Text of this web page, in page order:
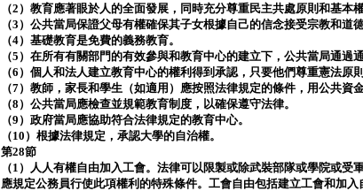
（2）教育應著眼於人的全面發展，同時充分尊重民主共處原則和基本
（3）公共當局保證父母有權確保其子女根據自己的信念接受宗教和道德
（4）基礎教育是免費的義務教育。
（5）在所有有關部門的有效參與和教育中心的建立下，公共當局通過
（6）個人和法人建立教育中心的權利得到承認，只要他們尊重憲法原則
（7）教師，家長和學生（如適用）應按照法律規定的條件，用公共資
（8）公共當局應檢查並規範教育制度，以確保遵守法律。
（9）政府當局應協助符合法律規定的教育中心。
（10）根據法律規定，承認大學的自治權。
第28節
（1）人人有權自由加入工會。法律可以限製或除武裝部隊或學院或
應規定公務員行使此項權利的特殊條件。工會自由包括建立工會和加